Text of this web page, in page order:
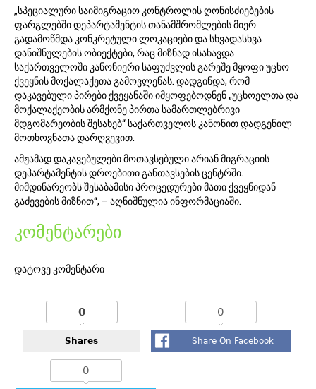
„სპეციალური საიმიგრაციო კონტროლის ღონისძიებების
ფარგლებში დეპარტამენტის თანამშრომლების მიერ
გადამოწმდა კონკრეტული ლოკაციები და სხვადასხვა
დანიშნულების ობიექტები, რაც მიზნად ისახავდა
საქართველოში კანონიერი საფუძვლის გარეშე მყოფი უცხო
ქვეყნის მოქალაქეთა გამოვლენას. დადგინდა, რომ
დაკავებული პირები ქვეყანაში იმყოფებოდნენ „უცხოელთა და
მოქალაქეობის არმქონე პირთა სამართლებრივი
მდგომარეობის შესახებ“ საქართველოს კანონით დადგენილ
მოთხოვნათა დარღვევით.
ამჟამად დაკავებულები მოთავსებული არიან მიგრაციის
დეპარტამენტის დროებითი განთავსების ცენტრში.
მიმდინარეობს შესაბამისი პროცედურები მათი ქვეყნიდან
გაძევების მიზნით“, – აღნიშნულია ინფორმაციაში.
კომენტარები
დატოვე კომენტარი
0
Shares
0
Share On Facebook
0